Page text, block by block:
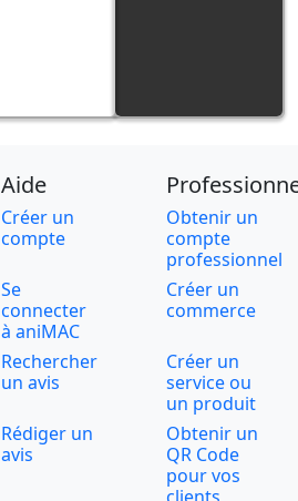
Aide
Créer un
compte
Obtenir un
compte
professionnel
Se
connecter
à aniMAC
Créer un
commerce
Rechercher
un avis
Créer un
service ou
un produit
Rédiger un
avis
Obtenir un
QR Code
pour vos